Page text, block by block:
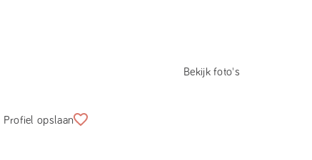
Bekijk foto's
Profiel opslaan